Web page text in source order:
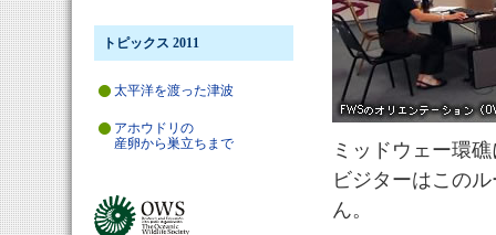
トピックス 2011
太平洋を渡った津波
アホウドリの
産卵から巣立ちまで
ミッドウェー環
ビジターはこの
ん。